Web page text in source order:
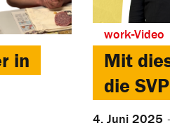
in
work-Video
Mit
die
4. Juni 2025